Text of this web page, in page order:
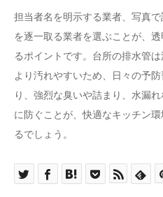
担当者名を明示する業者、写真
を逐一取る業者を選ぶことが、
るポイントです。台所の排水管
より汚れやすいため、日々の予
り、強烈な臭いや詰まり、水漏
に防ぐことが、快適なキッチン
るでしょう。